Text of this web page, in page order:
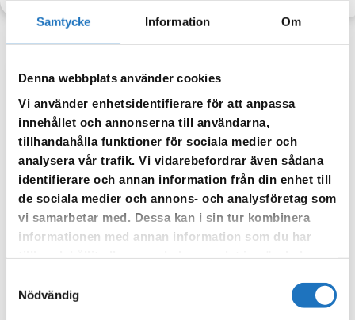
Samtycke Information Om
Denna webbplats använder cookies
Vi använder enhetsidentifierare för att anpassa
innehållet och annonserna till användarna,
tillhandahålla funktioner för sociala medier och
analysera vår trafik. Vi vidarebefordrar även sådana
identifierare och annan information från din enhet till
de sociala medier och annons- och analysföretag som
vi samarbetar med. Dessa kan i sin tur kombinera
informationen med annan information som du har
Nödvändig
Anmäl dig till vår sms-tjänst.
Vår sms-tjänst använder vi enbart för att kunna informera dig
om driftstörningar och andra händelser som kan påverka dig
som fastighetsägare.